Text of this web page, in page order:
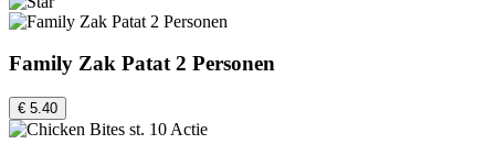
Family Zak Patat 2 Personen
€ 5.40